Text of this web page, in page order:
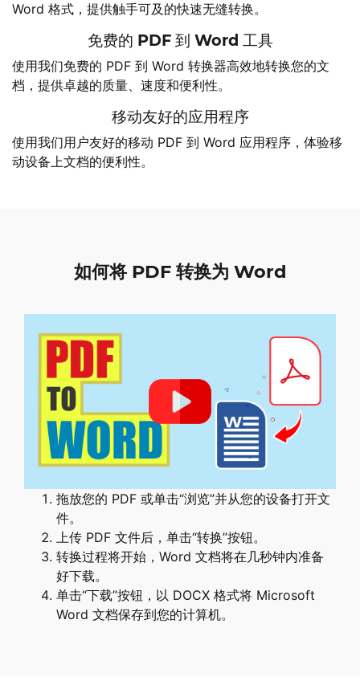
Word 格式，提供触手可及的快速无缝转换。
免费的 PDF 到 Word 工具
使用我们免费的 PDF 到 Word 转换器高效地转换您的文
档，提供卓越的质量、速度和便利性。
移动友好的应用程序
使用我们用户友好的移动 PDF 到 Word 应用程序，体验移
动设备上文档的便利性。
如何将 PDF 转换为 Word
拖放您的 PDF 或单击“浏览”并从您的设备打开文
件。
上传 PDF 文件后，单击“转换”按钮。
转换过程将开始，Word 文档将在几秒钟内准备
好下载。
单击“下载”按钮，以 DOCX 格式将 Microsoft
Word 文档保存到您的计算机。